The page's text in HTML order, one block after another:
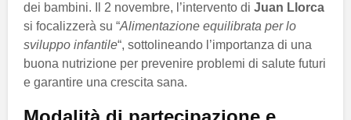
dei bambini. Il 2 novembre, l’intervento di Juan Llorca
si focalizzerà su “Alimentazione equilibrata per lo
sviluppo infantile“, sottolineando l’importanza di una
buona nutrizione per prevenire problemi di salute futuri
e garantire una crescita sana.